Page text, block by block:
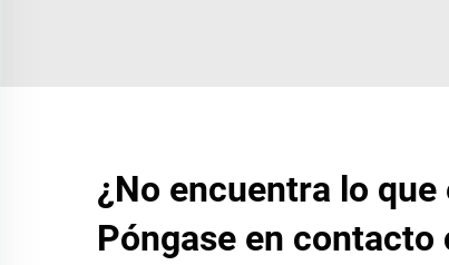
¿No encuentra lo
Póngase en